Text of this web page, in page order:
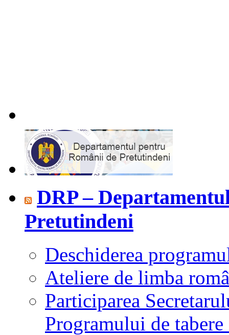
DRP –
Pretutindeni
Deschiderea
Ateliere de limba
Participarea
Programului de